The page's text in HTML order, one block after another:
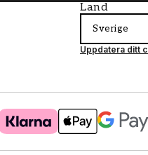
Land
Sverige
Uppdatera ditt